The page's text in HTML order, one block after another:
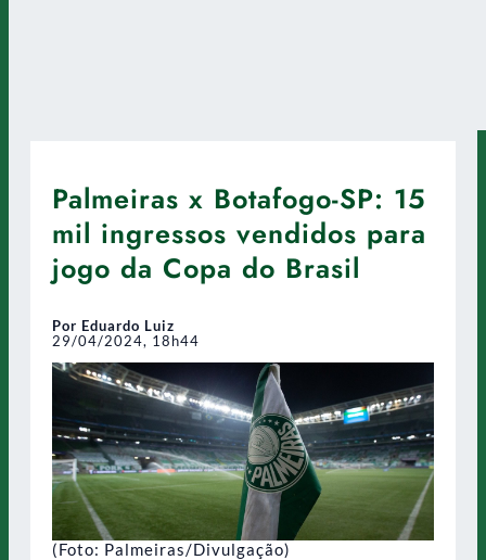
Palmeiras x Botafogo-SP: 15
mil ingressos vendidos para
jogo da Copa do Brasil
Por Eduardo Luiz
29/04/2024, 18h44
(Foto: Palmeiras/Divulgação)